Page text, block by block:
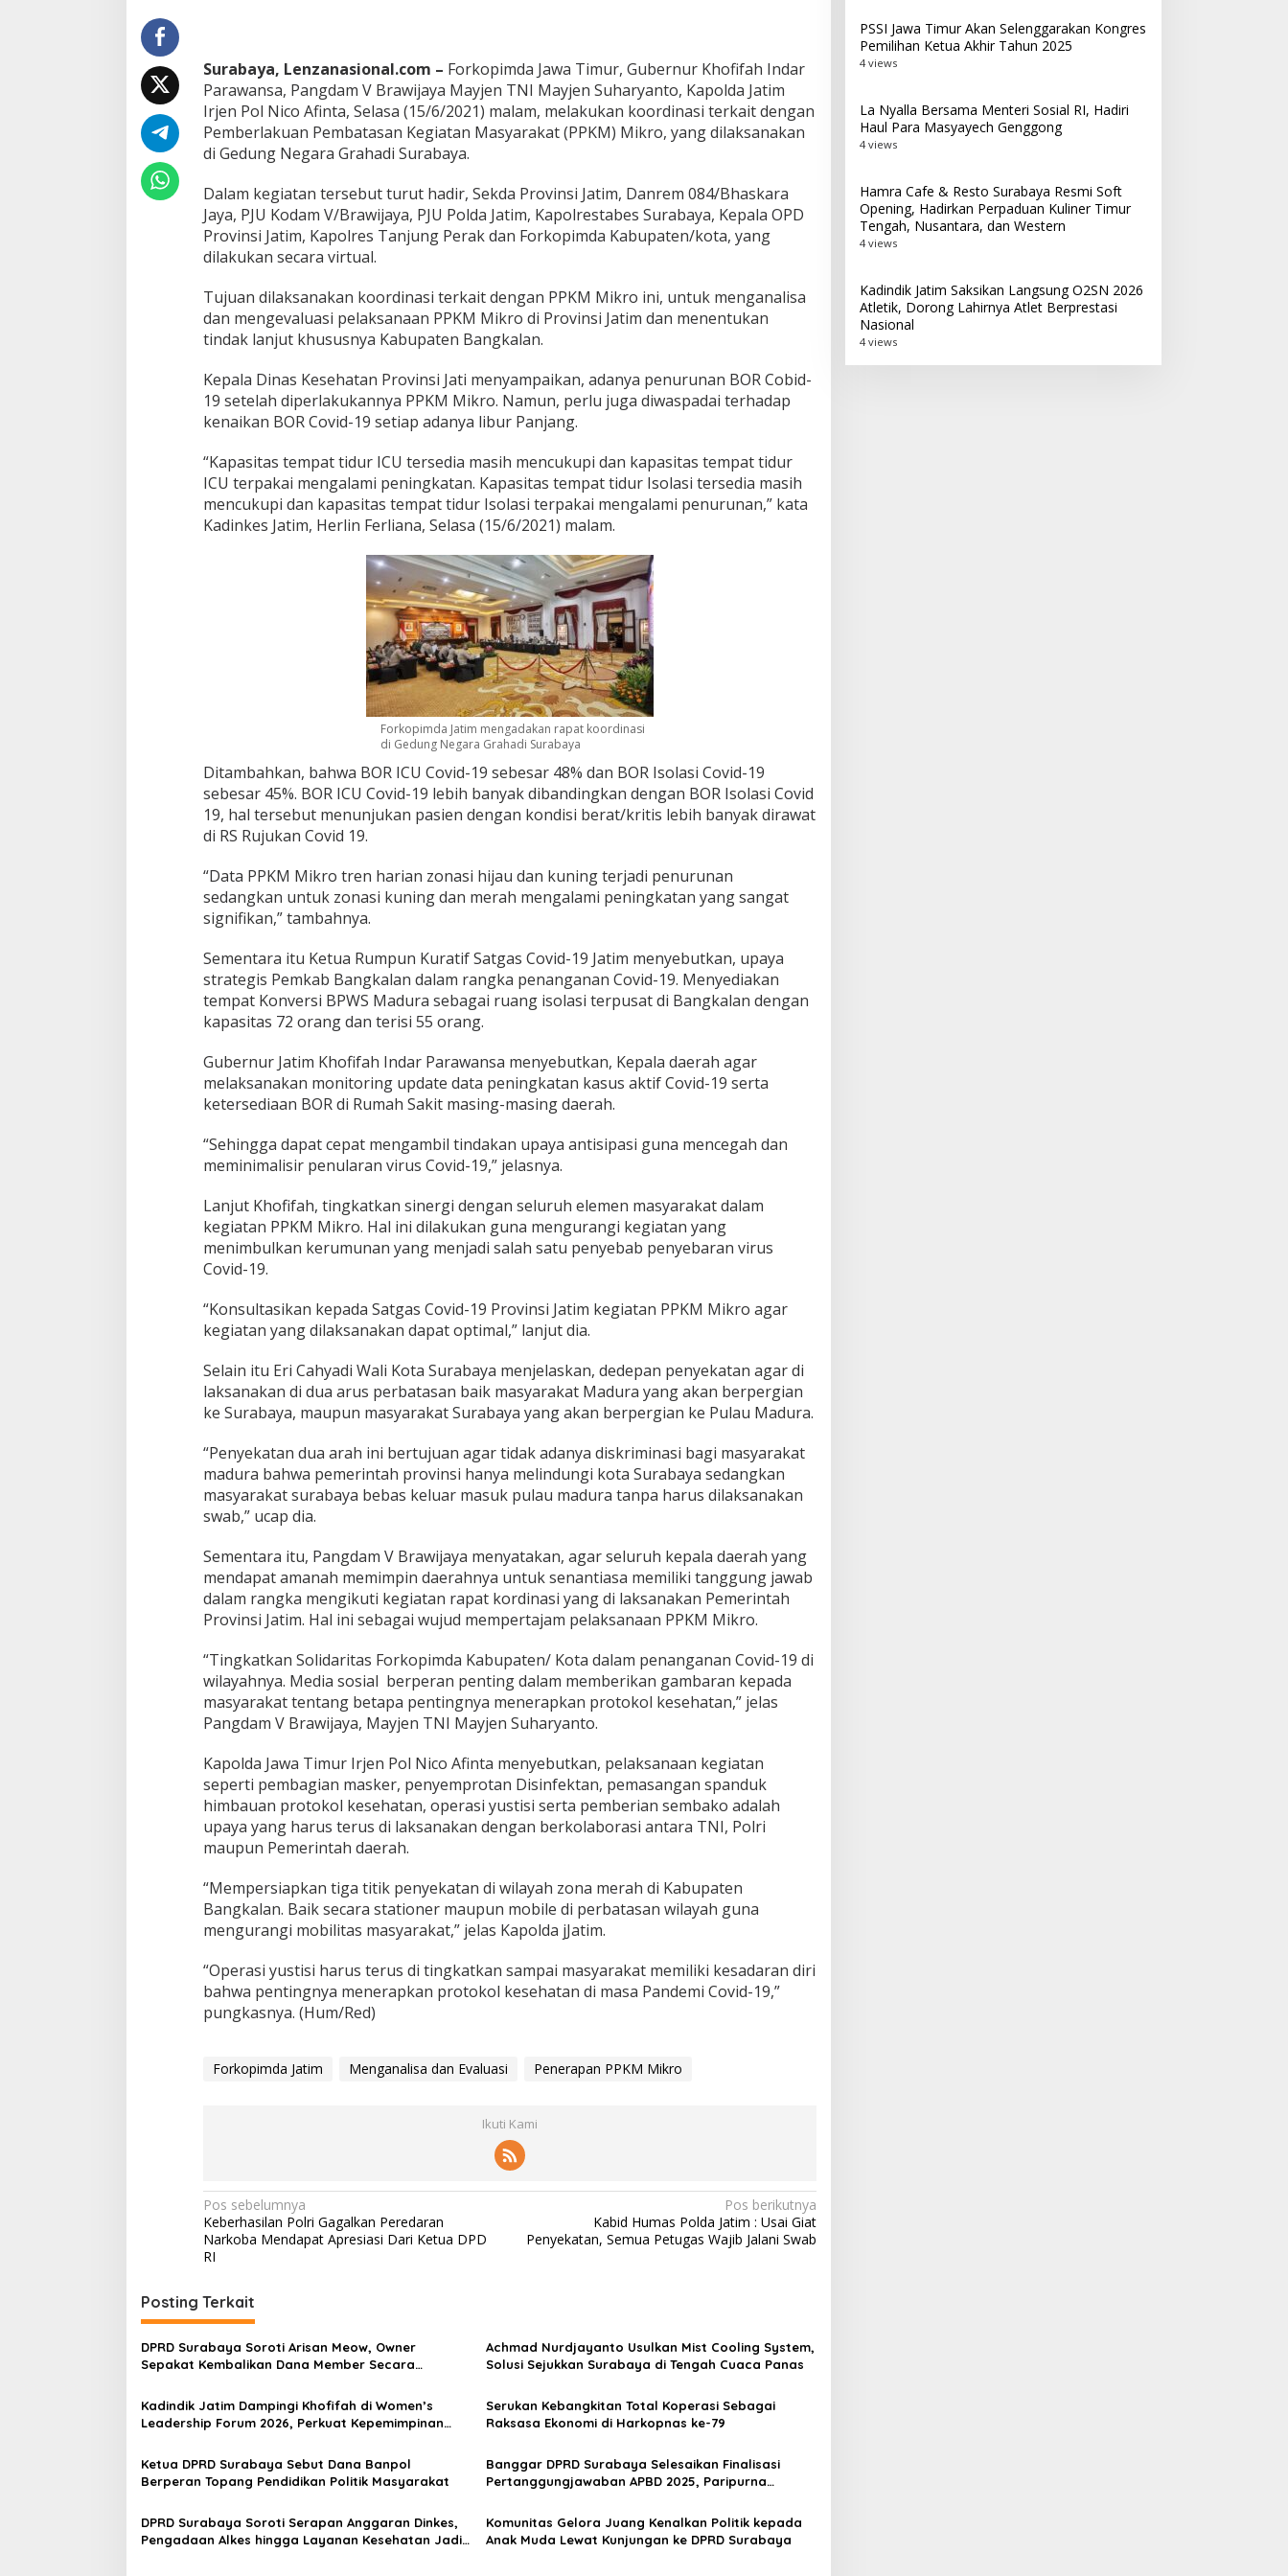
a
p
a
n
P
P
M
M
i
k
r
D
i
W
i
a
y
a
J
a
t
i
m
Surabaya, Lenzanasional.com – Forkopimda Jawa Timur, Gubernur Khofifah Indar
Parawansa, Pangdam V Brawijaya Mayjen TNI Mayjen Suharyanto, Kapolda Jatim
Irjen Pol Nico Afinta, Selasa (15/6/2021) malam, melakukan koordinasi terkait dengan
Pemberlakuan Pembatasan Kegiatan Masyarakat (PPKM) Mikro, yang dilaksanakan
di Gedung Negara Grahadi Surabaya.
Dalam kegiatan tersebut turut hadir, Sekda Provinsi Jatim, Danrem 084/Bhaskara
Jaya, PJU Kodam V/Brawijaya, PJU Polda Jatim, Kapolrestabes Surabaya, Kepala OPD
Provinsi Jatim, Kapolres Tanjung Perak dan Forkopimda Kabupaten/kota, yang
dilakukan secara virtual.
Tujuan dilaksanakan koordinasi terkait dengan PPKM Mikro ini, untuk menganalisa
dan mengevaluasi pelaksanaan PPKM Mikro di Provinsi Jatim dan menentukan
tindak lanjut khususnya Kabupaten Bangkalan.
Kepala Dinas Kesehatan Provinsi Jati menyampaikan, adanya penurunan BOR Cobid-
19 setelah diperlakukannya PPKM Mikro. Namun, perlu juga diwaspadai terhadap
kenaikan BOR Covid-19 setiap adanya libur Panjang.
“Kapasitas tempat tidur ICU tersedia masih mencukupi dan kapasitas tempat tidur
ICU terpakai mengalami peningkatan. Kapasitas tempat tidur Isolasi tersedia masih
mencukupi dan kapasitas tempat tidur Isolasi terpakai mengalami penurunan,” kata
Kadinkes Jatim, Herlin Ferliana, Selasa (15/6/2021) malam.
Forkopimda Jatim mengadakan rapat koordinasi
di Gedung Negara Grahadi Surabaya
Ditambahkan, bahwa BOR ICU Covid-19 sebesar 48% dan BOR Isolasi Covid-19
sebesar 45%. BOR ICU Covid-19 lebih banyak dibandingkan dengan BOR Isolasi Covid
19, hal tersebut menunjukan pasien dengan kondisi berat/kritis lebih banyak dirawat
di RS Rujukan Covid 19.
“Data PPKM Mikro tren harian zonasi hijau dan kuning terjadi penurunan
sedangkan untuk zonasi kuning dan merah mengalami peningkatan yang sangat
signifikan,” tambahnya.
Sementara itu Ketua Rumpun Kuratif Satgas Covid-19 Jatim menyebutkan, upaya
strategis Pemkab Bangkalan dalam rangka penanganan Covid-19. Menyediakan
tempat Konversi BPWS Madura sebagai ruang isolasi terpusat di Bangkalan dengan
kapasitas 72 orang dan terisi 55 orang.
Gubernur Jatim Khofifah Indar Parawansa menyebutkan, Kepala daerah agar
melaksanakan monitoring update data peningkatan kasus aktif Covid-19 serta
ketersediaan BOR di Rumah Sakit masing-masing daerah.
“Sehingga dapat cepat mengambil tindakan upaya antisipasi guna mencegah dan
meminimalisir penularan virus Covid-19,” jelasnya.
Lanjut Khofifah, tingkatkan sinergi dengan seluruh elemen masyarakat dalam
kegiatan PPKM Mikro. Hal ini dilakukan guna mengurangi kegiatan yang
menimbulkan kerumunan yang menjadi salah satu penyebab penyebaran virus
Covid-19.
“Konsultasikan kepada Satgas Covid-19 Provinsi Jatim kegiatan PPKM Mikro agar
kegiatan yang dilaksanakan dapat optimal,” lanjut dia.
Selain itu Eri Cahyadi Wali Kota Surabaya menjelaskan, dedepan penyekatan agar di
laksanakan di dua arus perbatasan baik masyarakat Madura yang akan berpergian
ke Surabaya, maupun masyarakat Surabaya yang akan berpergian ke Pulau Madura.
“Penyekatan dua arah ini bertujuan agar tidak adanya diskriminasi bagi masyarakat
madura bahwa pemerintah provinsi hanya melindungi kota Surabaya sedangkan
masyarakat surabaya bebas keluar masuk pulau madura tanpa harus dilaksanakan
swab,” ucap dia.
Sementara itu, Pangdam V Brawijaya menyatakan, agar seluruh kepala daerah yang
mendapat amanah memimpin daerahnya untuk senantiasa memiliki tanggung jawab
dalam rangka mengikuti kegiatan rapat kordinasi yang di laksanakan Pemerintah
Provinsi Jatim. Hal ini sebagai wujud mempertajam pelaksanaan PPKM Mikro.
“Tingkatkan Solidaritas Forkopimda Kabupaten/ Kota dalam penanganan Covid-19 di
wilayahnya. Media sosial berperan penting dalam memberikan gambaran kepada
masyarakat tentang betapa pentingnya menerapkan protokol kesehatan,” jelas
Pangdam V Brawijaya, Mayjen TNI Mayjen Suharyanto.
Kapolda Jawa Timur Irjen Pol Nico Afinta menyebutkan, pelaksanaan kegiatan
seperti pembagian masker, penyemprotan Disinfektan, pemasangan spanduk
himbauan protokol kesehatan, operasi yustisi serta pemberian sembako adalah
upaya yang harus terus di laksanakan dengan berkolaborasi antara TNI, Polri
maupun Pemerintah daerah.
“Mempersiapkan tiga titik penyekatan di wilayah zona merah di Kabupaten
Bangkalan. Baik secara stationer maupun mobile di perbatasan wilayah guna
mengurangi mobilitas masyarakat,” jelas Kapolda jJatim.
“Operasi yustisi harus terus di tingkatkan sampai masyarakat memiliki kesadaran diri
bahwa pentingnya menerapkan protokol kesehatan di masa Pandemi Covid-19,”
pungkasnya. (Hum/Red)
Forkopimda Jatim Menganalisa dan Evaluasi Penerapan PPKM Mikro
Ikuti Kami
N
a
v
i
g
a
s
i
p
s
Pos sebelumnya
Keberhasilan Polri Gagalkan Peredaran
Narkoba Mendapat Apresiasi Dari Ketua DPD
RI
Pos berikutnya
Kabid Humas Polda Jatim : Usai Giat
Penyekatan, Semua Petugas Wajib Jalani Swab
Posting Terkait
DPRD Surabaya Soroti Arisan Meow, Owner
Sepakat Kembalikan Dana Member Secara
Achmad Nurdjayanto Usulkan Mist Cooling System,
Solusi Sejukkan Surabaya di Tengah Cuaca Panas
Kadindik Jatim Dampingi Khofifah di Women’s
Leadership Forum 2026, Perkuat Kepemimpinan
Serukan Kebangkitan Total Koperasi Sebagai
Raksasa Ekonomi di Harkopnas ke-79
Ketua DPRD Surabaya Sebut Dana Banpol
Berperan Topang Pendidikan Politik Masyarakat
Banggar DPRD Surabaya Selesaikan Finalisasi
Pertanggungjawaban APBD 2025, Paripurna
DPRD Surabaya Soroti Serapan Anggaran Dinkes,
Pengadaan Alkes hingga Layanan Kesehatan Jadi
Komunitas Gelora Juang Kenalkan Politik kepada
Anak Muda Lewat Kunjungan ke DPRD Surabaya
PSSI Jawa Timur Akan Selenggarakan Kongres
Pemilihan Ketua Akhir Tahun 2025
4 views
La Nyalla Bersama Menteri Sosial RI, Hadiri
Haul Para Masyayech Genggong
4 views
Hamra Cafe & Resto Surabaya Resmi Soft
Opening, Hadirkan Perpaduan Kuliner Timur
Tengah, Nusantara, dan Western
4 views
Kadindik Jatim Saksikan Langsung O2SN 2026
Atletik, Dorong Lahirnya Atlet Berprestasi
Nasional
4 views